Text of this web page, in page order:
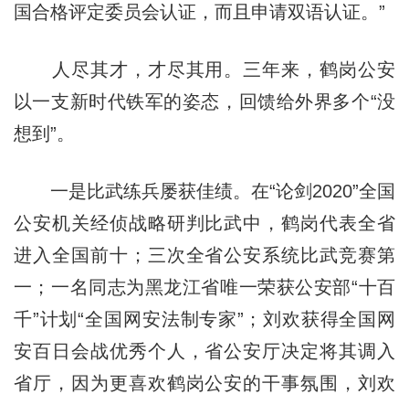
国合格评定委员会认证，而且申请双语认证。”
人尽其才，才尽其用。三年来，鹤岗公安
以一支新时代铁军的姿态，回馈给外界多个“没
想到”。
一是比武练兵屡获佳绩。在“论剑2020”全国
公安机关经侦战略研判比武中，鹤岗代表全省
进入全国前十；三次全省公安系统比武竞赛第
一；一名同志为黑龙江省唯一荣获公安部“十百
千”计划“全国网安法制专家”；刘欢获得全国网
安百日会战优秀个人，省公安厅决定将其调入
省厅，因为更喜欢鹤岗公安的干事氛围，刘欢